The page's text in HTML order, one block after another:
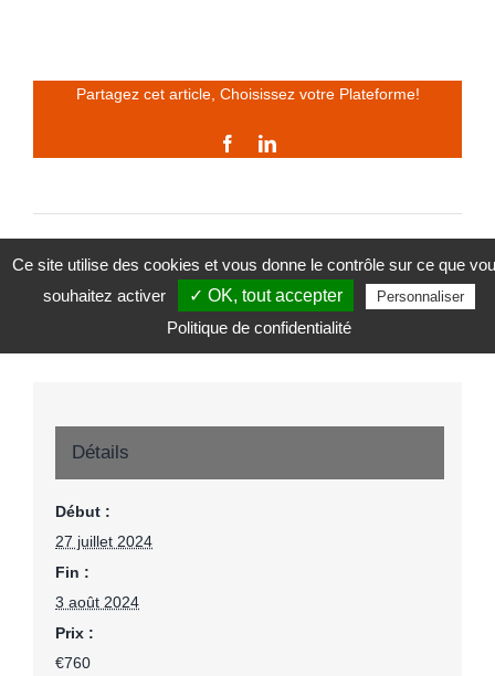
Partagez cet article, Choisissez votre Plateforme!
FacebookLinkedIn
Détails
Début :
27 juillet 2024
Fin :
3 août 2024
Prix :
€760
Ce site utilise des cookies et vous donne le contrôle sur ce que
souhaitez activer
✓ OK, tout accepter Personnaliser
Politique de confidentialité